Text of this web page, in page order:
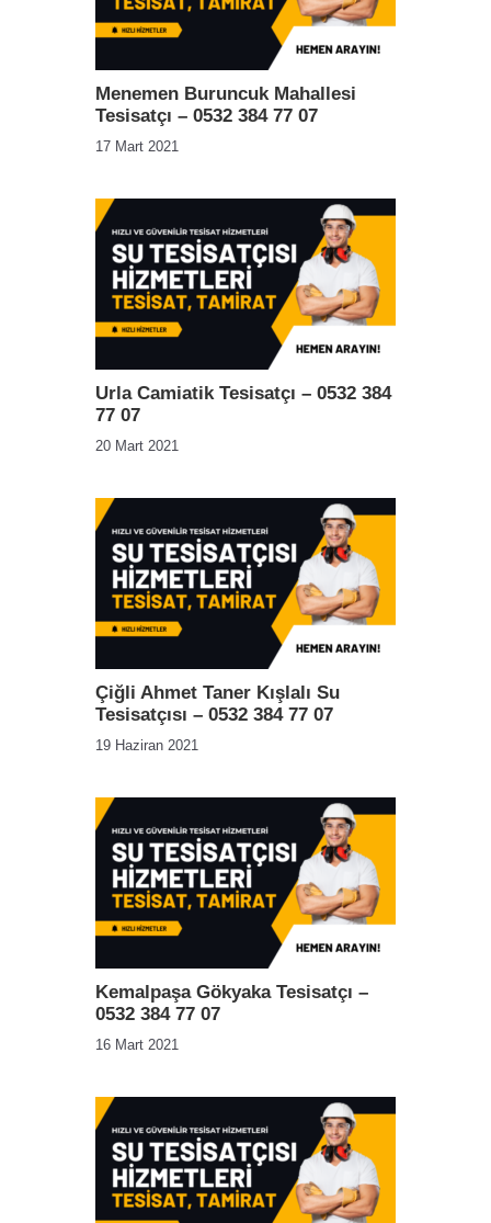
Menemen Buruncuk Mahallesi
Tesisatçı – 0532 384 77 07
17 Mart 2021
Urla Camiatik Tesisatçı – 0532 384
77 07
20 Mart 2021
Çiğli Ahmet Taner Kışlalı Su
Tesisatçısı – 0532 384 77 07
19 Haziran 2021
Kemalpaşa Gökyaka Tesisatçı –
0532 384 77 07
16 Mart 2021